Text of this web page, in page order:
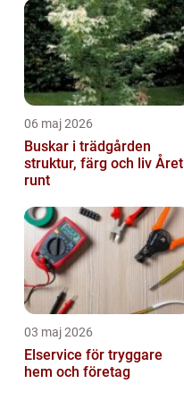
06 maj 2026
Buskar i trädgården
struktur, färg och liv Året
runt
03 maj 2026
Elservice för tryggare
hem och företag